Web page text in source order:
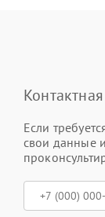
Если
свои данные